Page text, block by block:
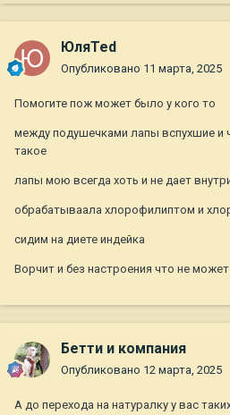
ЮляTed
Опубликовано 11 марта, 2025
Помогите пож может было у кого то
между подушечками лапы вспухшие и
такое
лапы мою всегда хоть и не дает
обрабатываала хлорофилиптом и
сидим на диете индейка
Ворчит и без настроения что не
Бетти и компания
Опубликовано 12 марта, 2025
А до перехода на натуралку у вас